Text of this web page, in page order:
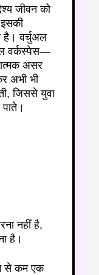
जीवन को
है। वर्चुअल
वर्कस्पेस—
असर
अभी भी
जिससे युवा
नहीं है,
है।
से कम एक